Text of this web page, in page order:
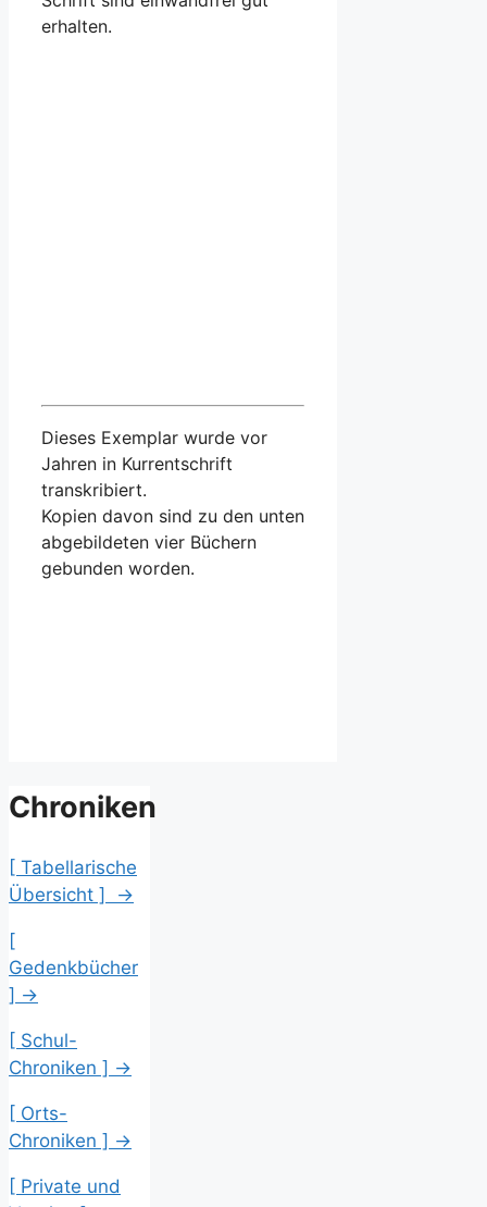
erhalten.
Dieses Exemplar wurde vor
Jahren in Kurrentschrift
transkribiert.
Kopien davon sind zu den unten
abgebildeten vier Büchern
gebunden worden.
Chroniken
[ Tabellarische
Übersicht ] →
[
Gedenkbücher
] →
[ Schul-
Chroniken ] →
[ Orts-
Chroniken ] →
[ Private und